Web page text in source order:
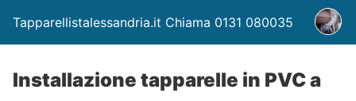
Tapparellistalessandria.it Chiama 0131 080035
Installazione tapparelle in PVC a